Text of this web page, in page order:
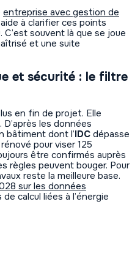
entreprise avec gestion de
aide à clarifier ces points
souvent là que se joue
et une suite
et sécurité : le filtre
en fin de projet. Elle
les données
bâtiment dont l’IDC dépasse
pour viser 125
être confirmés auprès
règles peuvent bouger. Pour
reste la meilleure base.
sur les données
calcul liées à l’énergie